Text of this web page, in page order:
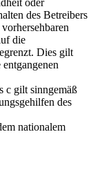
oder
des Betreibers
die
Dies gilt
c gilt sinngemäß
des
nationalem